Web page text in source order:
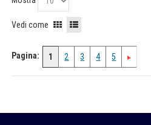
Vedi come
Pagina: 1 2 3 4 5